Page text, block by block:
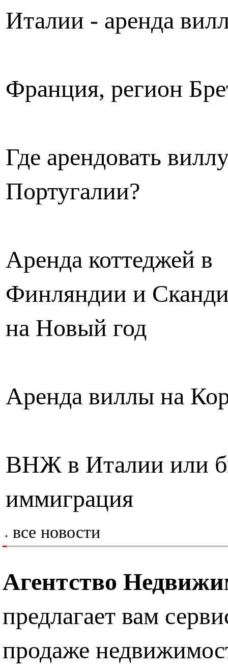
Италии - аренда
Франция, регион
Где арендовать
Португалии?
Аренда коттеджей в
Финляндии и
на Новый год
Аренда виллы на
ВНЖ в Италии или
иммиграция
все новости
Агентство
предлагает вам
продаже